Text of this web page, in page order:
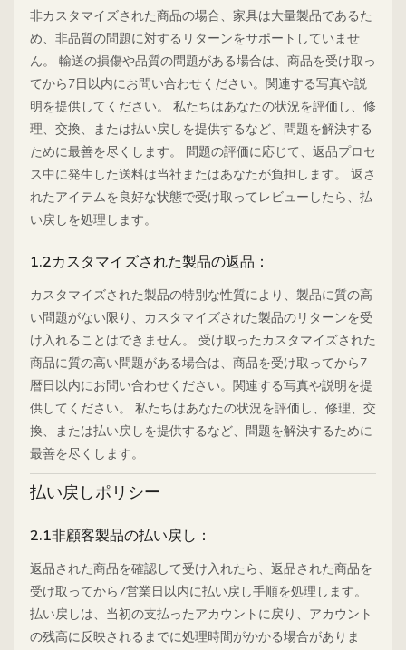
非カスタマイズされた商品の場合、家具は大量製品であるた
め、非品質の問題に対するリターンをサポートしていませ
ん。 輸送の損傷や品質の問題がある場合は、商品を受け取っ
てから7日以内にお問い合わせください。関連する写真や説
明を提供してください。 私たちはあなたの状況を評価し、修
理、交換、または払い戻しを提供するなど、問題を解決する
ために最善を尽くします。 問題の評価に応じて、返品プロセ
ス中に発生した送料は当社またはあなたが負担します。 返さ
れたアイテムを良好な状態で受け取ってレビューしたら、払
い戻しを処理します。
1.2カスタマイズされた製品の返品：
カスタマイズされた製品の特別な性質により、製品に質の高
い問題がない限り、カスタマイズされた製品のリターンを受
け入れることはできません。 受け取ったカスタマイズされた
商品に質の高い問題がある場合は、商品を受け取ってから7
暦日以内にお問い合わせください。関連する写真や説明を提
供してください。 私たちはあなたの状況を評価し、修理、交
換、または払い戻しを提供するなど、問題を解決するために
最善を尽くします。
払い戻しポリシー
2.1非顧客製品の払い戻し：
返品された商品を確認して受け入れたら、返品された商品を
受け取ってから7営業日以内に払い戻し手順を処理します。
払い戻しは、当初の支払ったアカウントに戻り、アカウント
の残高に反映されるまでに処理時間がかかる場合がありま